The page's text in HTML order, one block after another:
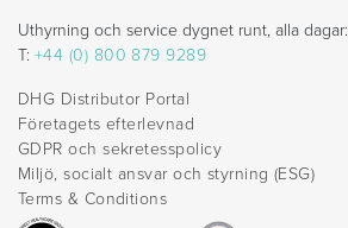
Uthyrning och service dygnet runt, alla dagar:
T: +44 (0) 800 879 9289
DHG Distributor Portal
Företagets efterlevnad
GDPR och sekretesspolicy
Miljö, socialt ansvar och styrning (ESG)
Terms & Conditions